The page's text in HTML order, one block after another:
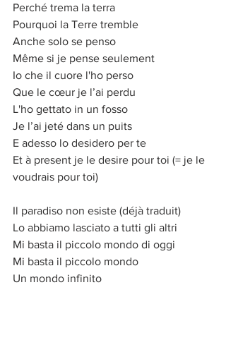
Perché trema la terra
Pourquoi la Terre tremble
Anche solo se penso
Même si je pense seulement
Io che il cuore l'ho perso
Que le cœur je l’ai perdu
L'ho gettato in un fosso
Je l’ai jeté dans un puits
E adesso lo desidero per te
Et à present je le desire pour toi (= je le
voudrais pour toi)
Il paradiso non esiste (déjà traduit)
Lo abbiamo lasciato a tutti gli altri
Mi basta il piccolo mondo di oggi
Mi basta il piccolo mondo
Un mondo infinito